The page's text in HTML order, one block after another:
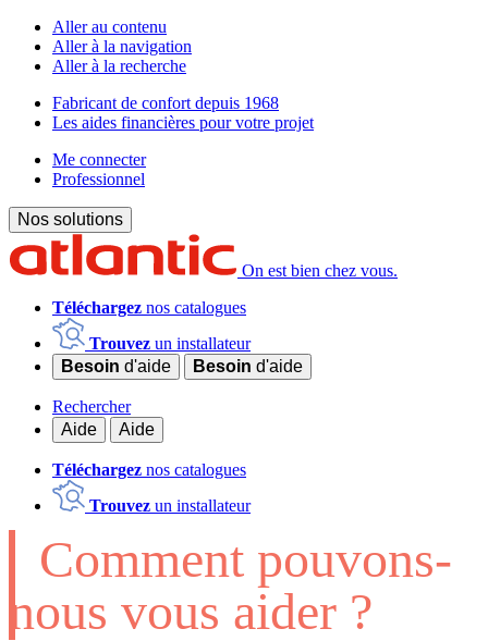
Aller au contenu
Aller à la navigation
Aller à la recherche
Fabricant de confort depuis 1968
Les aides financières pour votre projet
Me connecter
Professionnel
Nos solutions
On est bien chez vous.
Téléchargez nos catalogues
Trouvez un installateur
Besoin d'aide Besoin d'aide
Rechercher
Aide
Aide
Téléchargez nos catalogues
Trouvez un installateur
Comment pouvons-
nous vous aider ?